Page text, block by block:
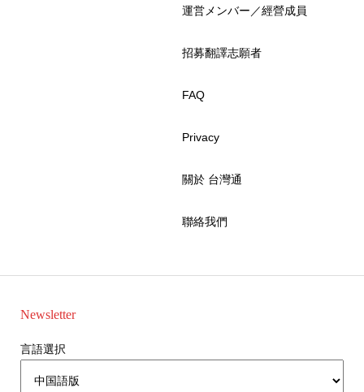
運営メンバー／經營成員
招募翻譯志願者
FAQ
Privacy
關於 台灣通
聯絡我們
Newsletter
言語選択